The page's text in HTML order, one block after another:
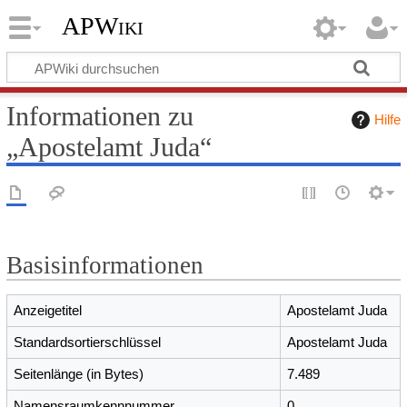
APWiki
Hilfe
Informationen zu
„Apostelamt Juda“
Basisinformationen
Anzeigetitel Apostelamt Juda
Standardsortierschlüssel Apostelamt Juda
Seitenlänge (in Bytes) 7.489